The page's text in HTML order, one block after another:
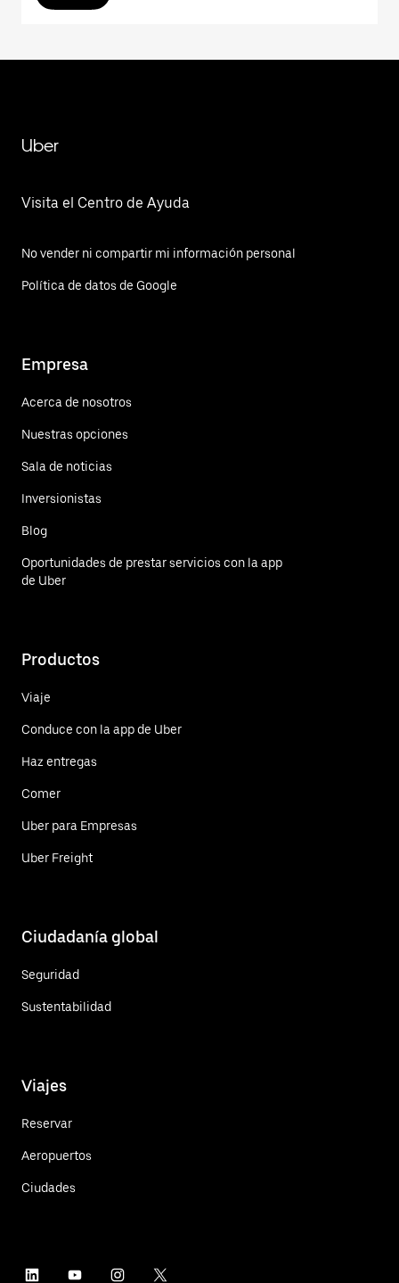
Uber
Visita el Centro de Ayuda
No vender ni compartir mi información personal
Política de datos de Google
Empresa
Acerca de nosotros
Nuestras opciones
Sala de noticias
Inversionistas
Blog
Oportunidades de prestar servicios con la app
de Uber
Productos
Viaje
Conduce con la app de Uber
Haz entregas
Comer
Uber para Empresas
Uber Freight
Ciudadanía global
Seguridad
Sustentabilidad
Viajes
Reservar
Aeropuertos
Ciudades